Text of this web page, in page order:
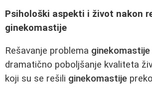
Psihološki aspekti i život nakon
ginekomastije
Rešavanje problema ginekomastije
dramatično poboljšanje kvaliteta
koji su se rešili ginekomastije